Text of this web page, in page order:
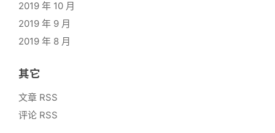
2019 年 10 月
2019 年 9 月
2019 年 8 月
其它
文章 RSS
评论 RSS